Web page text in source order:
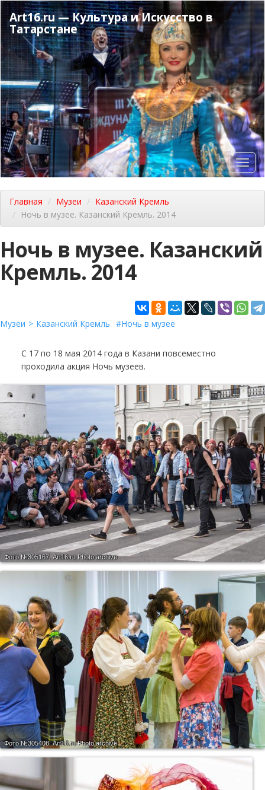
Перейти
к
основному
содержанию
Art16.ru — Культура и Искусство в
Татарстане
Главная Музеи
Казанский Кремль
Ночь в музее. Казанский Кремль. 2014
Ночь в музее. Казанский
Кремль. 2014
Музеи Казанский Кремль Ночь в музее
С 17 по 18 мая 2014 года в Казани повсеместно
проходила акция Ночь музеев.
Фото №305167.Art16.ru Photo archive
Фото №305408.Art16.ru Photo archive